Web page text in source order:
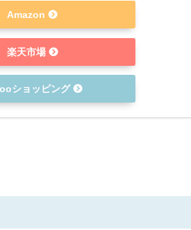
Amazon
楽天市場
ショッピング